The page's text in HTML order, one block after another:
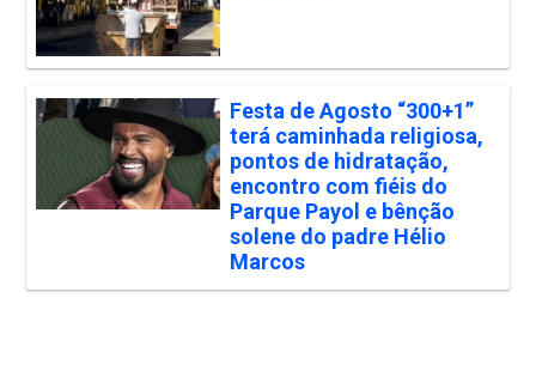
Festa de Agosto “300+1”
terá caminhada religiosa,
pontos de hidratação,
encontro com fiéis do
Parque Payol e bênção
solene do padre Hélio
Marcos